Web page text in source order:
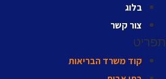
בלוג
צור קשר
תפריט
קוד משרד הבריאות